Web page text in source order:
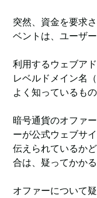
突然、資金を要求
ベントは、ユーザ
利用するウェブア
レベルドメイン名
よく知っているも
暗号通貨のオファ
ーが公式ウェブサ
伝えられているか
合は、疑ってかか
オファーについて